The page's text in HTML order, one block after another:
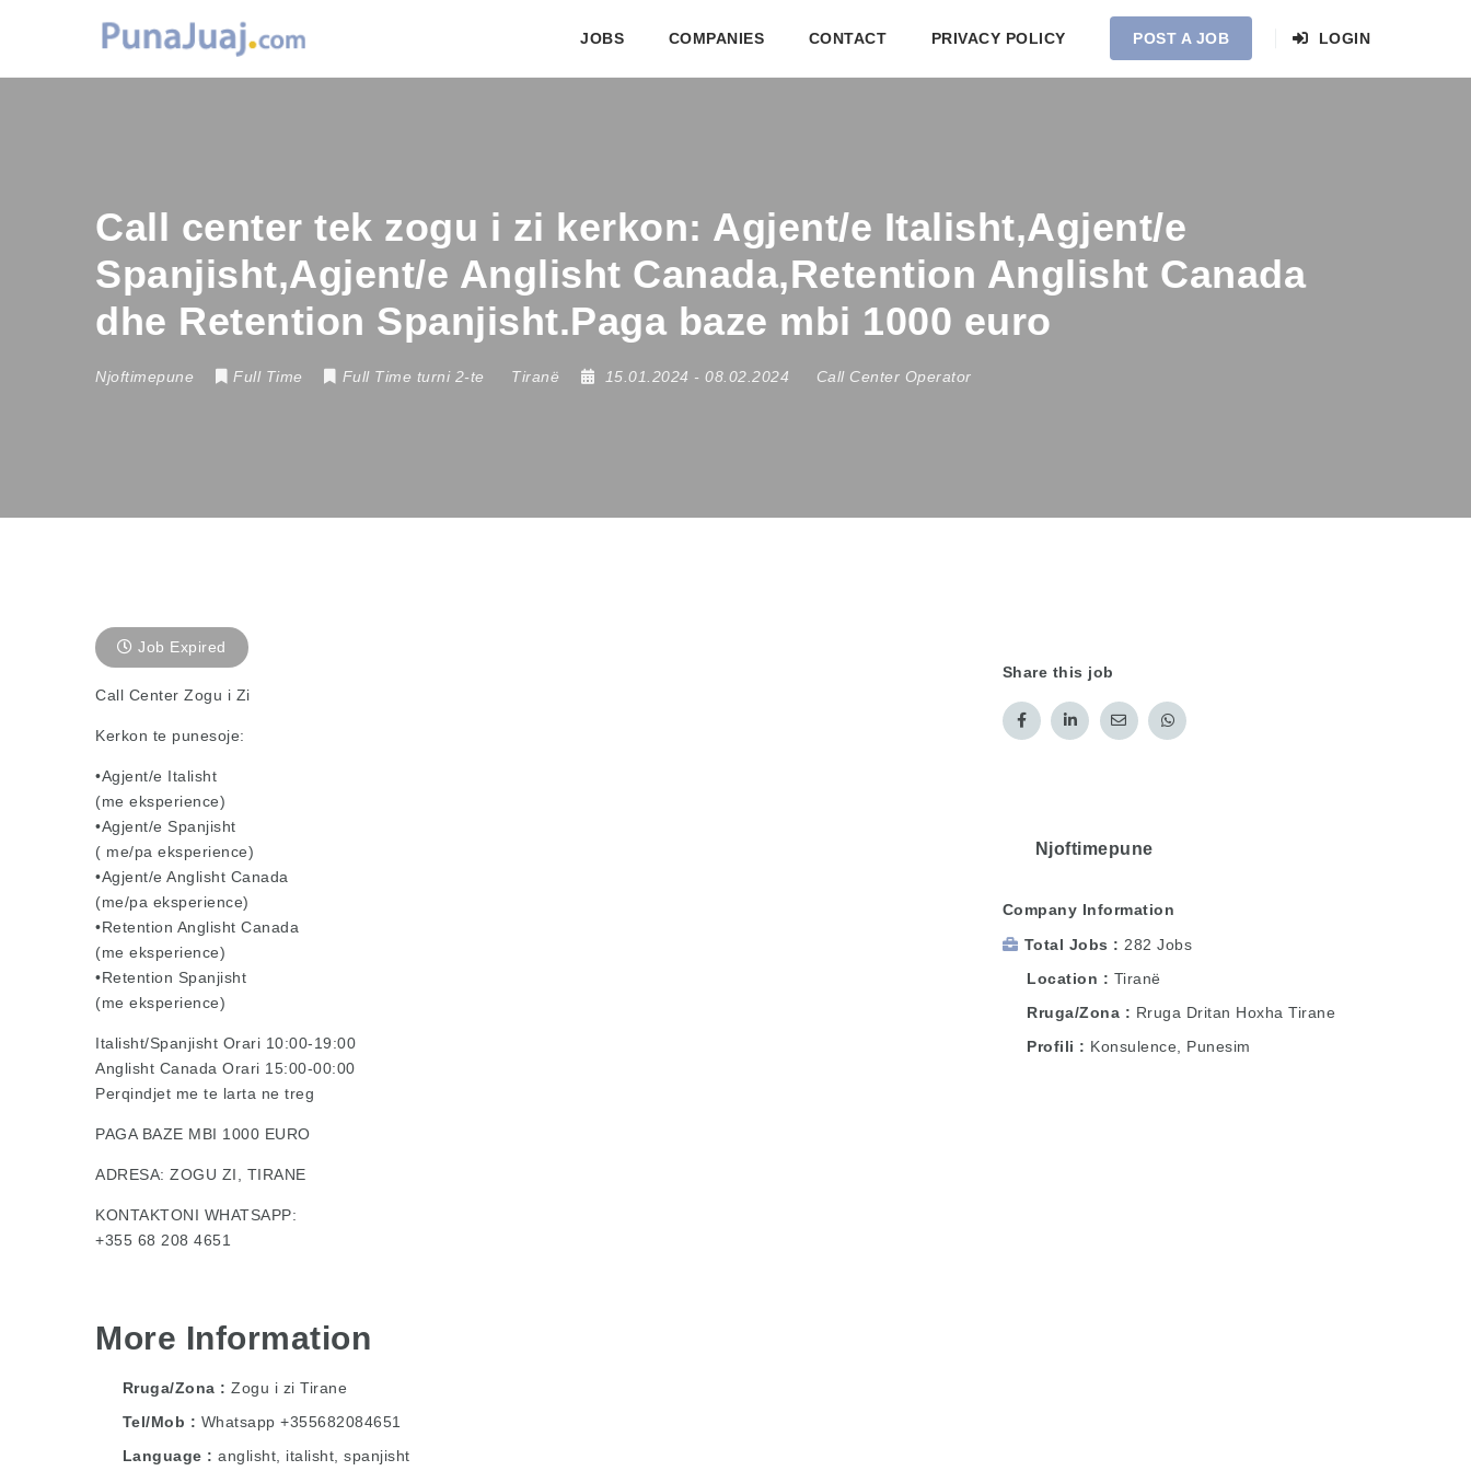
JOBS COMPANIES CONTACT PRIVACY POLICY POST A JOB LOGIN
Call center tek zogu i zi kerkon: Agjent/e Italisht,Agjent/e
Spanjisht,Agjent/e Anglisht Canada,Retention Anglisht Canada
dhe Retention Spanjisht.Paga baze mbi 1000 euro
Njoftimepune Full Time Full Time turni 2-te Tiranë 15.01.2024 - 08.02.2024 Call Center Operator
Job Expired
Call Center Zogu i Zi
Kerkon te punesoje:
•Agjent/e Italisht
(me eksperience)
•Agjent/e Spanjisht
( me/pa eksperience)
•Agjent/e Anglisht Canada
(me/pa eksperience)
•Retention Anglisht Canada
(me eksperience)
•Retention Spanjisht
(me eksperience)
Italisht/Spanjisht Orari 10:00-19:00
Anglisht Canada Orari 15:00-00:00
Perqindjet me te larta ne treg
PAGA BAZE MBI 1000 EURO
ADRESA: ZOGU ZI, TIRANE
KONTAKTONI WHATSAPP:
+355 68 208 4651
More Information
Rruga/Zona
Zogu i zi Tirane
Tel/Mob
Whatsapp +355682084651
Language
anglisht, italisht, spanjisht
Share this job
Njoftimepune
Company Information
Total Jobs
282 Jobs
Location
Tiranë
Rruga/Zona
Rruga Dritan Hoxha Tirane
Profili
Konsulence, Punesim